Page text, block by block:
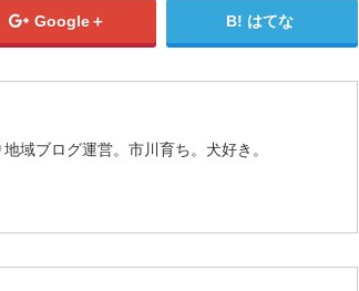
Google＋ はてな
域ブログ運営。市川育ち。犬好き。